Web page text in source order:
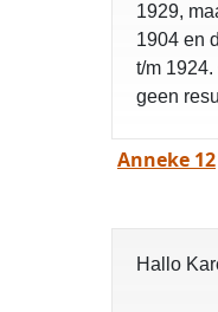
1929,
1904 en
t/m
geen
Anneke 12
Hallo